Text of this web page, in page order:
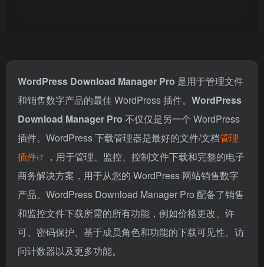
WordPress Download Manager Pro 是用于管理文件
和销售数字产品的最佳 WordPress 插件。 WordPress
Download Manager Pro 不仅仅是另一个 WordPress
插件。WordPress 下载管理器是最好的文件/文档管理
插件
，用于管理、监控、控制文件下载和完整的电子
商务解决方案，用于从您的 WordPress 网站销售数字
产品。WordPress Download Manager Pro 配备了销售
和监控文件下载所需的所有功能，例如价格更改、许
可、密码保护、基于成员角色和功能的下载可见性、访
问计数器以及更多功能。